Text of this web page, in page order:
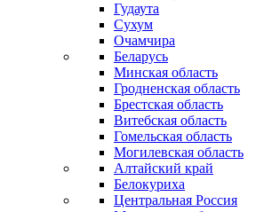
Гудаута
Сухум
Очамчира
Беларусь
Минская область
Гродненская область
Брестская область
Витебская область
Гомельская область
Могилевская область
Алтайский край
Белокуриха
Центральная Россия